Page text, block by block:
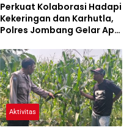
Perkuat Kolaborasi Hadapi
Kekeringan dan Karhutla,
Polres Jombang Gelar Apel
Aktivitas